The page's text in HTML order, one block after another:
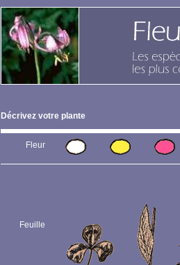
Décrivez votre plante
Fleur
Feuille